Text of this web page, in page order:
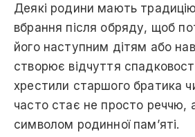
Деякі родини мають традицію
вбрання після обряду, щоб
його наступним дітям або
створює відчуття
хрестили старшого братика
часто стає не просто реччю,
символом родинної пам’яті.